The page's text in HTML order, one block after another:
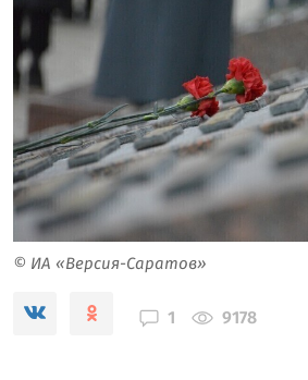
© ИА «Версия-Саратов»
1 9178